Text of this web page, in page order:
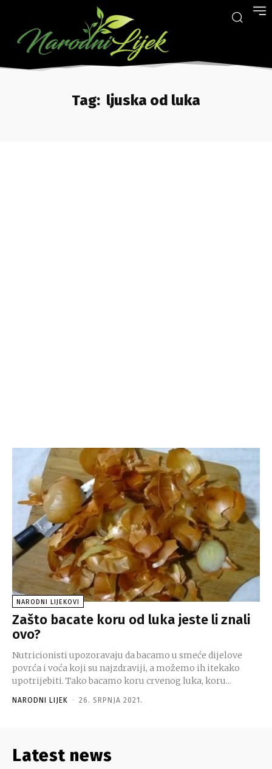
Tag: ljuska od luka
NARODNI LIJEKOVI
Zašto bacate koru od luka jeste li znali
ovo?
Nutricionisti upozoravaju da bacamo u smeće dijelove
povrća i voća koji su najzdraviji, a možemo ih itekako
upotrijebiti. Tako bacamo koru crvenog luka, koru...
NARODNI LIJEK - 26. SRPNJA 2021.
Latest news